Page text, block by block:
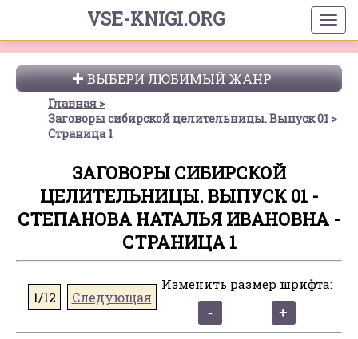
VSE-KNIGI.ORG
ВЫБЕРИ ЛЮБИМЫЙ ЖАНР
Главная
Заговоры сибирской целительницы. Выпуск 01
Страница 1
ЗАГОВОРЫ СИБИРСКОЙ
ЦЕЛИТЕЛЬНИЦЫ. ВЫПУСК 01 -
СТЕПАНОВА НАТАЛЬЯ ИВАНОВНА -
СТРАНИЦА 1
1/12 Следующая
Изменить размер шрифта: